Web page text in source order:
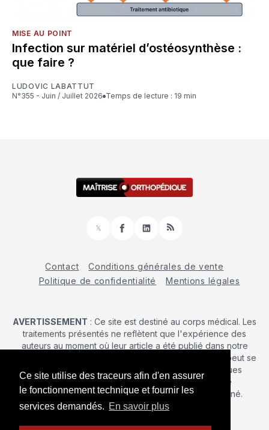
Ce site utilise des traceurs afin d'en assurer
le fonctionnement technique et fournir les
services demandés. En savoir plus
MISE AU POINT
Infection sur matériel d’ostéosynthèse :
que faire ?
LUDOVIC LABATTUT
N°355 - Juin / Juillet 2026
Temps de lecture : 19 min
𝕏
FacebookLinkedInRSS
Contact
Conditions générales de vente
Politique de confidentialité
Mentions légales
AVERTISSEMENT : Ce site est destiné au corps médical. Les
traitements présentés ne reflètent que l'expérience des
auteurs au moment où leur article a été publié dans notre
journal. La décision d’une intervention chirurgicale ne peut se
prendre qu'après un examen clinique. Les techniques
publiées ici ne sauraient justifier une quelconque
revendication de la part d'un soignant ou d'un soigné.